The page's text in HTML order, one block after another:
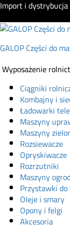
Import i
GALOP Części do
Wyposażenie
Ciągniki
Kombajny i
Ładowarki
Maszyny
Maszyny
Rozsiewacze
Opryskiwacze
Rozrzutniki
Maszyny
Przystawki
Oleje i smary
Opony i felgi
Akcesoria